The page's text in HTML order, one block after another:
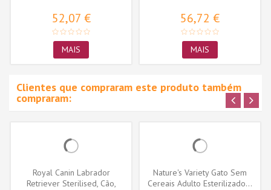
52,07 €
MAIS
56,72 €
MAIS
Clientes que compraram este produto também
compraram:
Royal Canin Labrador
Retriever Sterilised, Cão,
Nature's Variety Gato Sem
Cereais Adulto Esterilizado...